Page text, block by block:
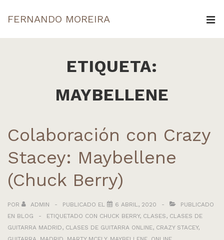
Saltar
al
FERNANDO MOREIRA
ETIQUETA:
MAYBELLENE
Colaboración con Crazy
Stacey: Maybellene
(Chuck Berry)
POR ADMIN PUBLICADO EL 6 ABRIL, 2020
PUBLICADO
EN BLOG ETIQUETADO CON CHUCK BERRY, CLASES, CLASES DE
GUITARRA MADRID, CLASES DE GUITARRA ONLINE, CRAZY STACEY,